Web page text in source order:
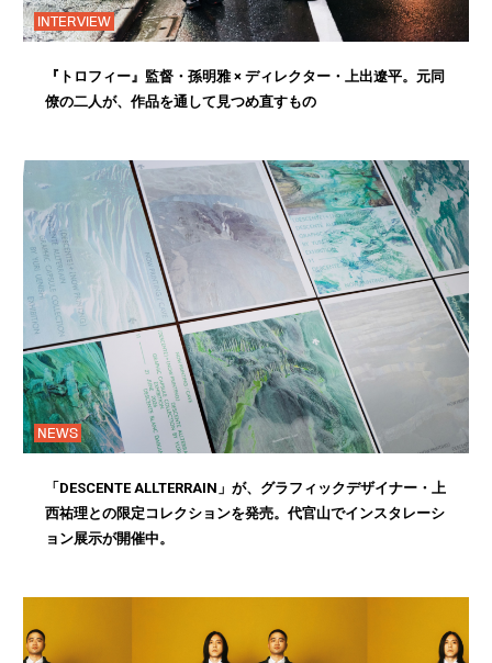
INTERVIEW
『トロフィー』監督・孫明雅 × ディレクター・上出遼平。元同
僚の二人が、作品を通して見つめ直すもの
NEWS
「DESCENTE ALLTERRAIN」が、グラフィックデザイナー・上
西祐理との限定コレクションを発売。代官山でインスタレーシ
ョン展示が開催中。